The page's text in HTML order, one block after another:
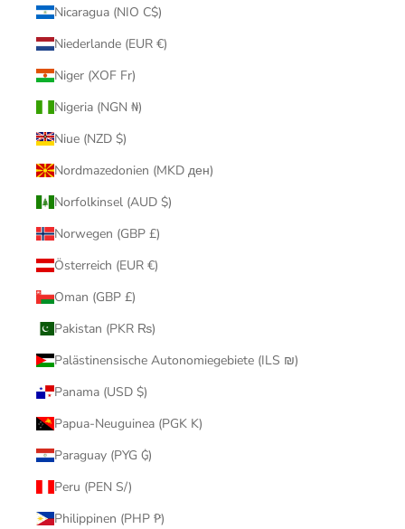
Nicaragua (NIO C$)
Niederlande (EUR €)
Niger (XOF Fr)
Nigeria (NGN ₦)
Niue (NZD $)
Nordmazedonien (MKD ден)
Norfolkinsel (AUD $)
Norwegen (GBP £)
Österreich (EUR €)
Oman (GBP £)
Pakistan (PKR ₨)
Palästinensische Autonomiegebiete (ILS ₪)
Panama (USD $)
Papua-Neuguinea (PGK K)
Paraguay (PYG ₲)
Peru (PEN S/)
Philippinen (PHP ₱)